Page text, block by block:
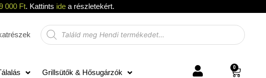
000 Ft. Kattints idea részletekért.
Grillsütők & Hősugárzók
0